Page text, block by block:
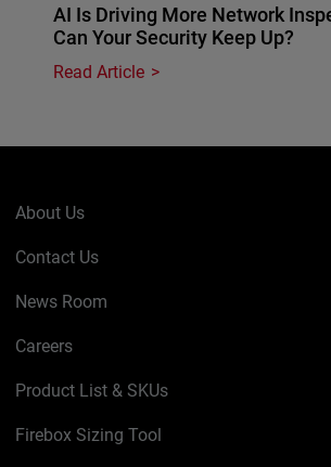
AI Is Driving More Network
Can Your Security Keep Up?
Read Article
About Us
Contact Us
News Room
Careers
Product List & SKUs
Firebox Sizing Tool